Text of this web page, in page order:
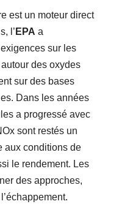
est un moteur direct
l’ EPA a
sur les
des oxydes
sur des bases
Dans les années
a progressé avec
sont restés un
aux conditions de
le rendement. Les
des approches,